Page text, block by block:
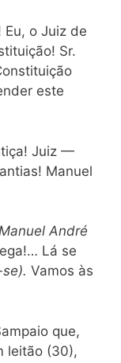
o Juiz de
Sr.
este
Juiz —
Manuel
André
Lá se
Vamos às
que,
leitão (30),